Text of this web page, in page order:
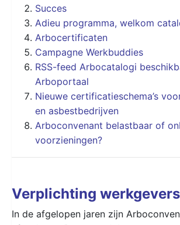
Succes
Adieu programma, welkom
Arbocertificaten
Campagne Werkbuddies
RSS-feed Arbocatalogi
Arboportaal
Nieuwe certificatieschema’s
en asbestbedrijven
Arboconvenant belastbaar of
voorzieningen?
Verplichting werkgevers
In de afgelopen jaren zijn